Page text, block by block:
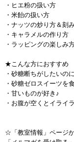
・ヒエ粉の扱い方
・米飴の扱い方
・ナッツの炒り方＆刻
・キャラメルの作り方
・ラッピングの楽しみ
★こんな方におすすめ
・砂糖断ちがしたいの
・砂糖ゼロスイーツを
・甘いものが好き♪
・お腹が空くとイライ
☆「教室情報」ページ